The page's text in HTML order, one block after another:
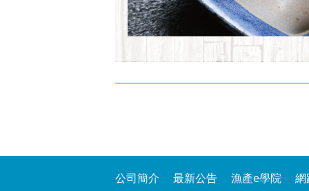
公司簡介 最新公告 漁產e學院 網